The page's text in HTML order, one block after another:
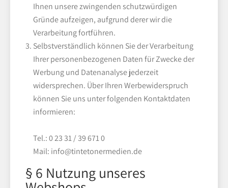
Ihnen unsere zwingenden schutzwürdigen
Gründe aufzeigen, aufgrund derer wir die
Verarbeitung fortführen.
Selbstverständlich können Sie der Verarbeitung
Ihrer personenbezogenen Daten für Zwecke der
Werbung und Datenanalyse jederzeit
widersprechen. Über Ihren Werbewiderspruch
können Sie uns unter folgenden Kontaktdaten
informieren:
Tel.: 0 23 31 / 39 671 0
Mail: info@tintetonermedien.de
§ 6 Nutzung unseres